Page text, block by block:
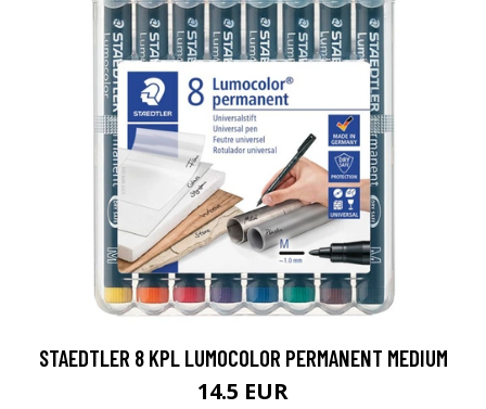
STAEDTLER 8 KPL LUMOCOLOR PERMANENT MEDIUM
14.5 EUR